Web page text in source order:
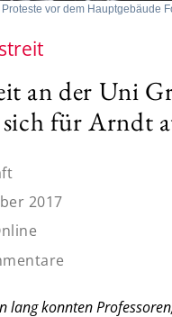
vor dem Hauptgebäude
an der Uni
für Arndt
2017
lang konnten